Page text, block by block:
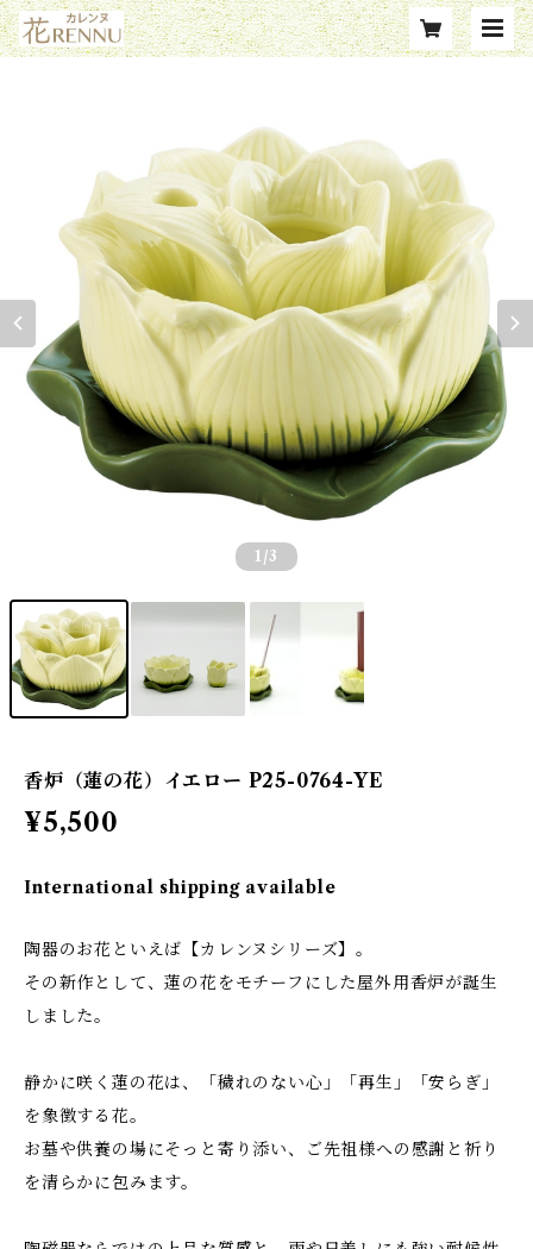
1 /3
香炉（蓮の花）イエロー P25-0764-YE
¥5,500
International shipping available
陶器のお花といえば【カレンヌシリーズ】。
その新作として、蓮の花をモチーフにした屋外用香炉が誕生
しました。
静かに咲く蓮の花は、「穢れのない心」「再生」「安らぎ」
を象徴する花。
お墓や供養の場にそっと寄り添い、ご先祖様への感謝と祈り
を清らかに包みます。